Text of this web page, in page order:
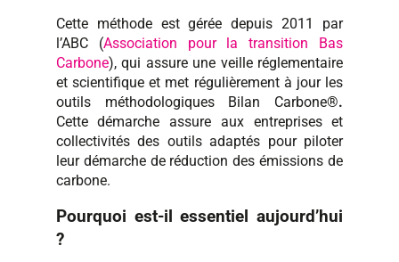
Cette méthode est gérée depuis 2011 par
l’ABC (Association pour la transition Bas
Carbone), qui assure une veille réglementaire
et scientifique et met régulièrement à jour les
outils méthodologiques Bilan Carbone®.
Cette démarche assure aux entreprises et
collectivités des outils adaptés pour piloter
leur démarche de réduction des émissions de
carbone.
Pourquoi est-il essentiel aujourd’hui
?